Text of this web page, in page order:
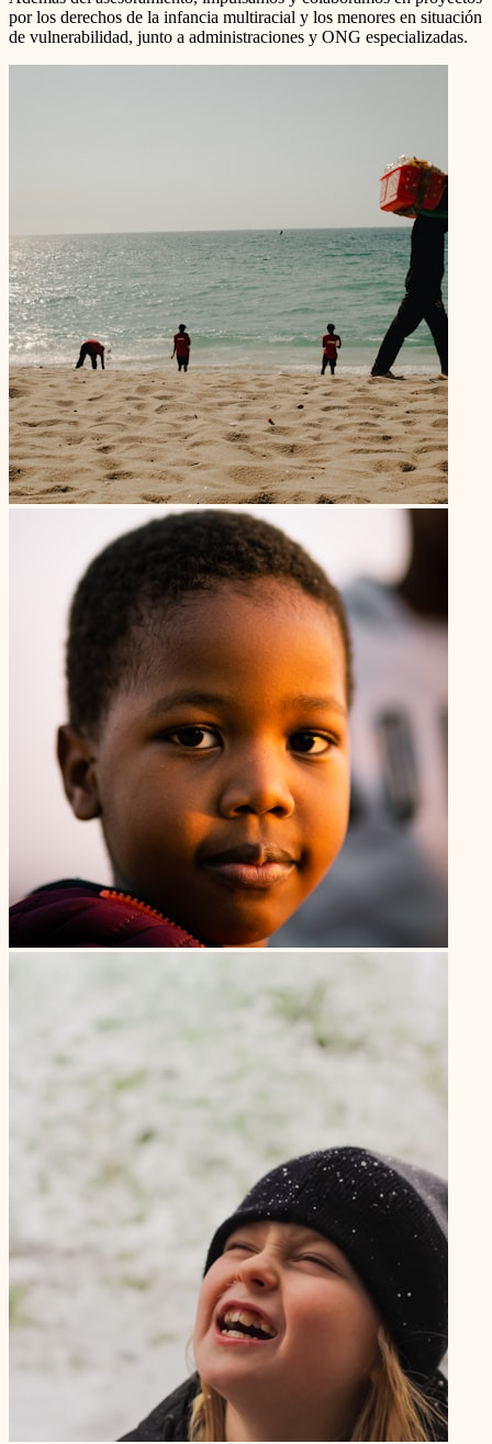
por los derechos de la infancia multiracial y los menores en situación
de vulnerabilidad, junto a administraciones y ONG especializadas.